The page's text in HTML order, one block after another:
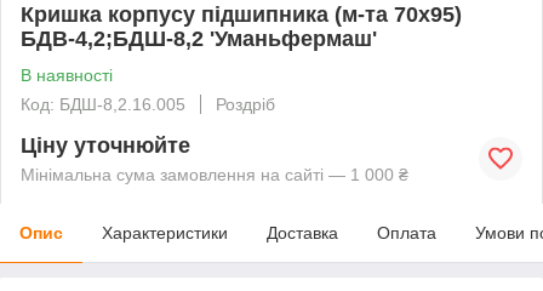
Кришка корпусу підшипника (м-та 70х95)
БДВ-4,2;БДШ-8,2 'Уманьфермаш'
В наявності
Код: БДШ-8,2.16.005
Роздріб
Ціну уточнюйте
Мінімальна сума замовлення на сайті — 1 000 ₴
Опис Характеристики Доставка Оплата Умови